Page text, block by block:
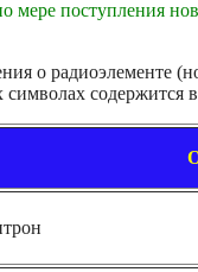
мере поступления
о радиоэлементе
содержится